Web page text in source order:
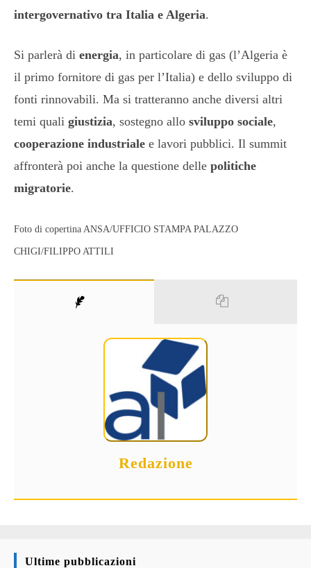
intergovernativo tra Italia e Algeria.
Si parlerà di energia, in particolare di gas (l’Algeria è
il primo fornitore di gas per l’Italia) e dello sviluppo di
fonti rinnovabili. Ma si tratteranno anche diversi altri
temi quali giustizia, sostegno allo sviluppo sociale,
cooperazione industriale e lavori pubblici. Il summit
affronterà poi anche la questione delle politiche
migratorie.
Foto di copertina ANSA/UFFICIO STAMPA PALAZZO
CHIGI/FILIPPO ATTILI
Redazione
Ultime pubblicazioni